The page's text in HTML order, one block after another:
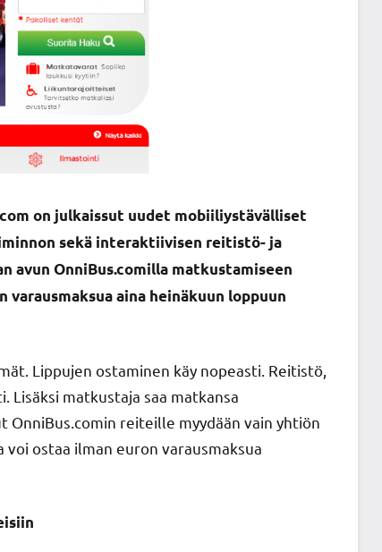
on julkaissut uudet mobiiliystävälliset
sekä interaktiivisen reitistö- ja
avun OnniBus.comilla matkustamiseen
aina heinäkuun loppuun
Lippujen ostaminen käy nopeasti. Reitistö,
matkustaja saa matkansa
OnniBus.comin reiteille myydään vain yhtiön
ostaa ilman euron varausmaksua